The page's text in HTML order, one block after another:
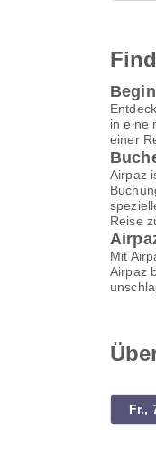
in eine
einer
Airpaz
Reise
Mit
Airpaz
Fr.,